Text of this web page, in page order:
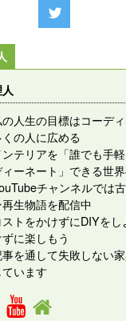
人生の目標はコーデ
くの人に広める
テリアを「誰でも手
ーネート」できる世
チャンネルでは
再生物語を配信中
トをかけずにDIYを
に楽しもう
を通して失敗しない
います